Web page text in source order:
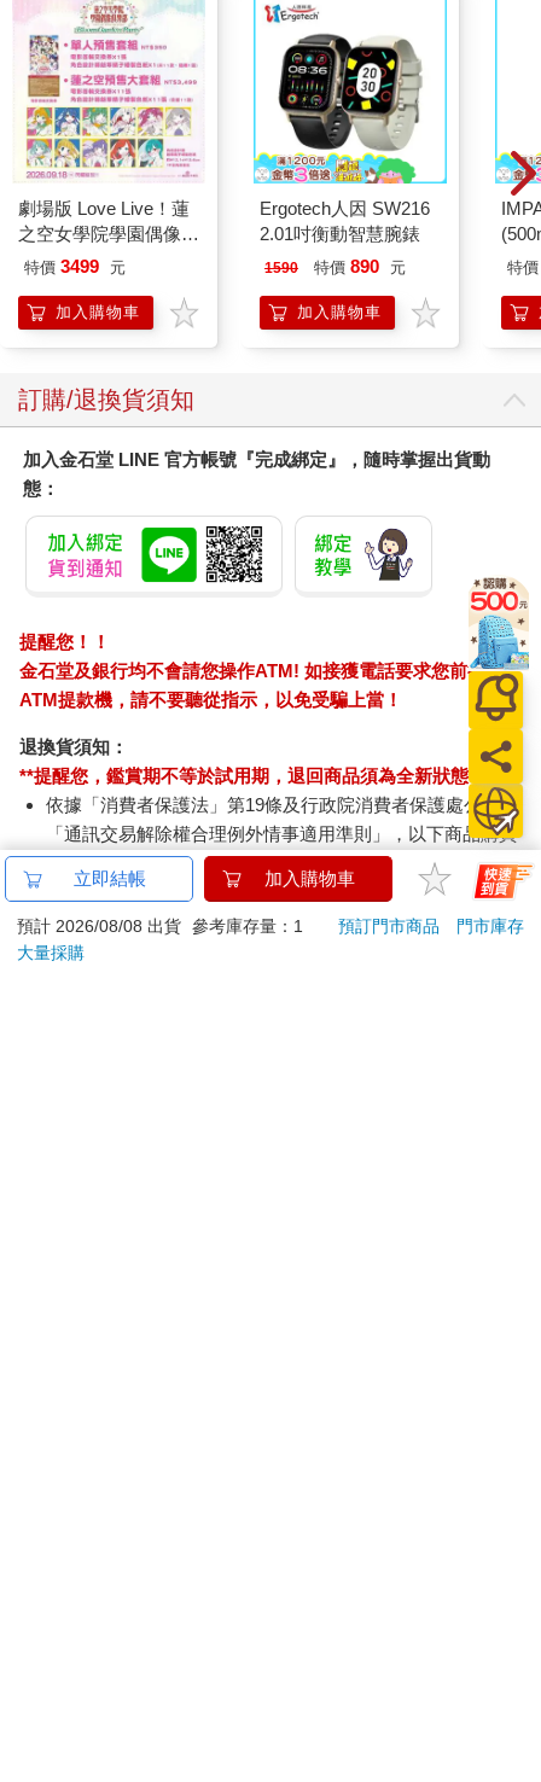
劇場版 Love Live！蓮
之空女學院學園偶像俱
樂部 Bloom Garden
組
特價 3499 元
加入購物車
Ergotech人因 SW216
2.01吋衡動智慧腕錶
1590 特價 890 元
加入購物車
特價
訂購/退換貨須知
加入金石堂 LINE 官方帳號『完成綁定』，隨時掌握出貨動
態：
提醒您！！
金石堂及銀行均不會請您操作ATM! 如接獲電話要求您前往
ATM提款機，請不要聽從指示，以免受騙上當！
退換貨須知：
**提醒您，鑑賞期不等於試用期，退回商品須為全新狀態**
依據「消費者保護法」第19條及行政院消費者保護處公告之
「通訊交易解除權合理例外情事適用準則」，以下商品購買
後，除商品本身有瑕疵外，將不提供7天的猶豫期：
易於腐敗、保存期限較短或解約時即將逾期。（如：生
鮮食品）
依消費者要求所為之客製化給付。（客製化商品）
立即結帳 加入購物車
預計 2026/08/08 出貨 參考庫存量：1 預訂門市商品
門市庫存
大量採購